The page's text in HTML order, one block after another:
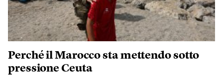
Perché il Marocco sta mettendo sotto
pressione Ceuta